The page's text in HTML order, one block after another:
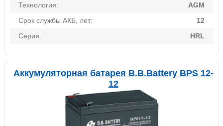
Технология:
AGM
Срок службы АКБ, лет:
12
Серия:
HRL
Аккумуляторная батарея B.B.Battery BPS 12-
12